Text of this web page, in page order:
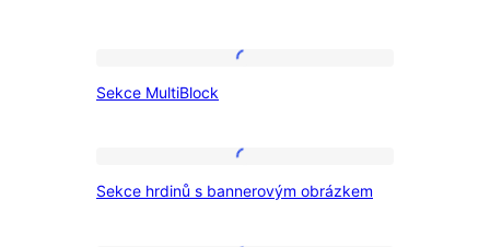
Sekce MultiBlock
hrdinů
Sekce hrdinů s bannerovým obrázkem